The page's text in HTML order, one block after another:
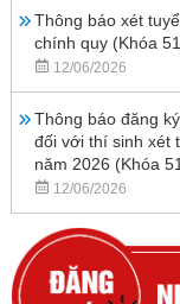
Thông báo xét
chính quy (Khóa
12/06/2026
Thông báo đăng
đối với thí sinh xét
năm 2026 (Khóa
12/06/2026